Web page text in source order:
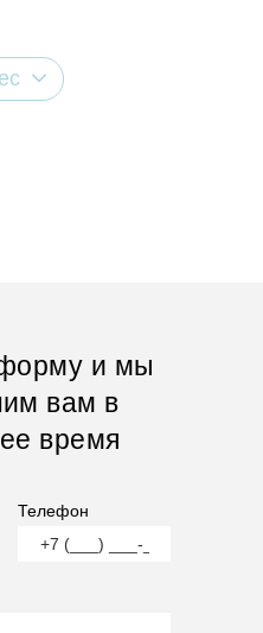
и мы
вам в
время
Телефон